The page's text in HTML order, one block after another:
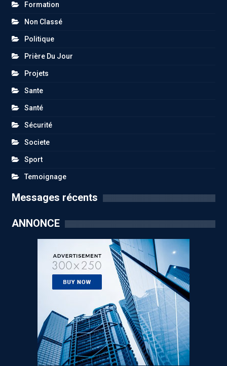
Formation
Non Classé
Politique
Prière Du Jour
Projets
Sante
Santé
Sécurité
Societe
Sport
Temoignage
Messages récents
ANNONCE